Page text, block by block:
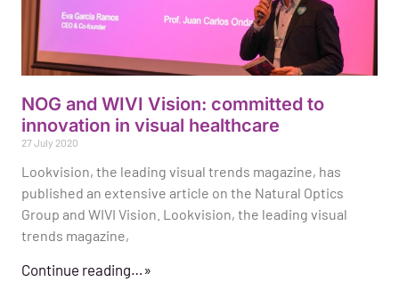
NOG and WIVI Vision: committed to
innovation in visual healthcare
27 July 2020
Lookvision, the leading visual trends magazine, has
published an extensive article on the Natural Optics
Group and WIVI Vision. Lookvision, the leading visual
trends magazine,
Continue reading…»